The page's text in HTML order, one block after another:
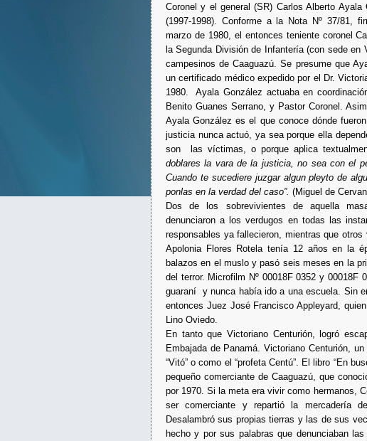
Coronel y el general (SR) Carlos Alberto
(1997-1998). Conforme a la Nota Nº 37/81,
marzo de 1980, el entonces teniente coronel
la Segunda División de Infantería (con sede
campesinos de Caaguazú. Se presume que
un certificado médico expedido por el Dr.
1980. Ayala González actuaba en
Benito Guanes Serrano, y Pastor Coronel.
Ayala González es el que conoce dónde
justicia nunca actuó, ya sea porque ella
son las víctimas, o porque aplica
doblares la vara de la justicia, no sea con el
Cuando te sucediere juzgar algun pleyto de
ponlas en la verdad del caso”. (Miguel de
Dos de los sobrevivientes de aquella
denunciaron a los verdugos en todas las
responsables ya fallecieron, mientras que
Apolonia Flores Rotela tenía 12 años en la
balazos en el muslo y pasó seis meses en la
del terror. Microfilm Nº 00018F 0352 y 00018F
guaraní y nunca había ido a una escuela. Sin
entonces Juez José Francisco Appleyard,
Lino Oviedo.
En tanto que Victoriano Centurión, logró
Embajada de Panamá. Victoriano Centurión,
“Vitó” o como el “profeta Centú”. El libro “En
pequeño comerciante de Caaguazú, que
por 1970. Si la meta era vivir como hermanos,
ser comerciante y repartió la mercadería
Desalambró sus propias tierras y las de sus
hecho y por sus palabras que denunciaban